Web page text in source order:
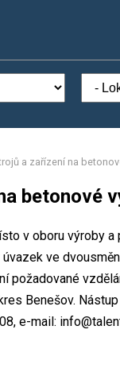
a zařízení na
betonové
v oboru výroby
ve
požadované
Benešov.
e-mail: